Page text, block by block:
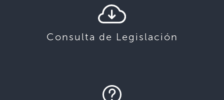
Consulta de Legislación